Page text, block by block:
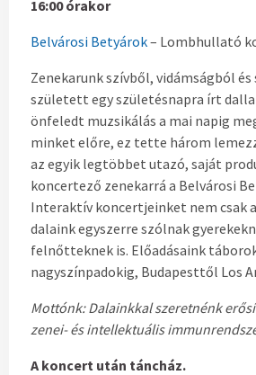
16:00 órakor
Belvárosi Betyárok– Lombhullató
Zenekarunk szívből, vidámságból
született egy születésnapra írt
önfeledt muzsikálás a mai napig
minket előre, ez tette három
az egyik legtöbbet utazó, saját
koncertező zenekarrá a Belvárosi
Interaktív koncertjeinket nem csak
dalaink egyszerre szólnak
felnőtteknek is. Előadásaink
nagyszínpadokig, Budapesttől Los
Mottónk: Dalainkkal szeretnénk
zenei- és intellektuális
A koncert után táncház.